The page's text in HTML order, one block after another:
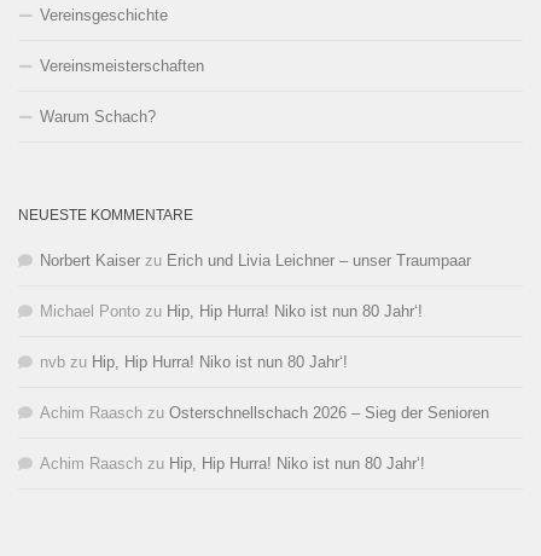
Vereinsgeschichte
Vereinsmeisterschaften
Warum Schach?
NEUESTE KOMMENTARE
Norbert Kaiser zu Erich und Livia Leichner – unser Traumpaar
Michael Ponto zu Hip, Hip Hurra! Niko ist nun 80 Jahr‘!
nvb zu Hip, Hip Hurra! Niko ist nun 80 Jahr‘!
Achim Raasch zu Osterschnellschach 2026 – Sieg der Senioren
Achim Raasch zu Hip, Hip Hurra! Niko ist nun 80 Jahr‘!